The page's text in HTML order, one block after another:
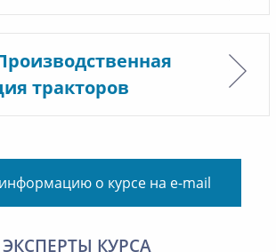
тракторов
о курсе на e-mail
ЭКСПЕРТЫ КУРСА